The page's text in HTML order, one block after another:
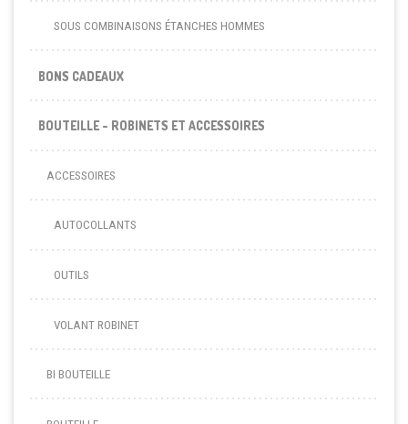
SOUS COMBINAISONS ÉTANCHES HOMMES
BONS CADEAUX
BOUTEILLE - ROBINETS ET ACCESSOIRES
ACCESSOIRES
AUTOCOLLANTS
OUTILS
VOLANT ROBINET
BI BOUTEILLE